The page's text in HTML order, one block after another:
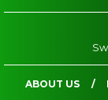
ABOUT US